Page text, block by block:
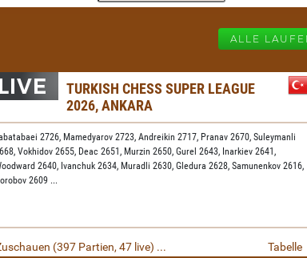
ALLE
TURKISH CHESS SUPER LEAGUE
2026, ANKARA
2726, Mamedyarov 2723,Andreikin 2717, Pranav 2670,Suleymanli
Vokhidov 2655, Deac 2651, Murzin 2650,Gurel 2643, Inarkiev 2641,
2640, Ivanchuk 2634, Muradli 2630,Gledura 2628,Samunenkov 2616,
2609 ...
(397 Partien, 47 live) ... Tabelle